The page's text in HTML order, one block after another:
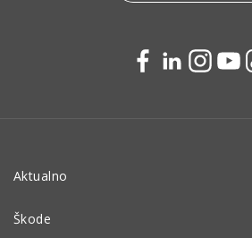
Aktualno
Škode